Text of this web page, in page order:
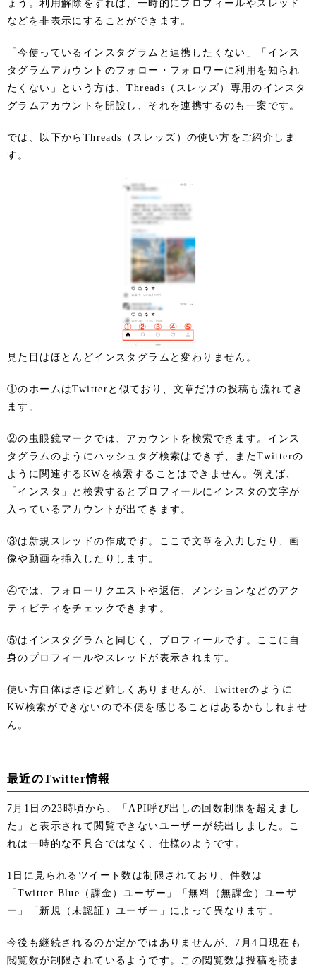
ょう。利用解除をすれば、一時的にプロフィールやスレッド
などを非表示にすることができます。
「今使っているインスタグラムと連携したくない」「インス
タグラムアカウントのフォロー・フォロワーに利用を知られ
たくない」という方は、Threads（スレッズ）専用のインスタ
グラムアカウントを開設し、それを連携するのも一案です。
では、以下からThreads（スレッズ）の使い方をご紹介しま
す。
見た目はほとんどインスタグラムと変わりません。
①のホームはTwitterと似ており、文章だけの投稿も流れてき
ます。
②の虫眼鏡マークでは、アカウントを検索できます。インス
タグラムのようにハッシュタグ検索はできず、またTwitterの
ように関連するKWを検索することはできません。例えば、
「インスタ」と検索するとプロフィールにインスタの文字が
入っているアカウントが出てきます。
③は新規スレッドの作成です。ここで文章を入力したり、画
像や動画を挿入したりします。
④では、フォローリクエストや返信、メンションなどのアク
ティビティをチェックできます。
⑤はインスタグラムと同じく、プロフィールです。ここに自
身のプロフィールやスレッドが表示されます。
使い方自体はさほど難しくありませんが、Twitterのように
KW検索ができないので不便を感じることはあるかもしれませ
ん。
最近のTwitter情報
7月1日の23時頃から、「API呼び出しの回数制限を超えまし
た」と表示されて閲覧できないユーザーが続出しました。こ
れは一時的な不具合ではなく、仕様のようです。
1日に見られるツイート数は制限されており、件数は
「Twitter Blue（課金）ユーザー」「無料（無課金）ユーザ
ー」「新規（未認証）ユーザー」によって異なります。
今後も継続されるのか定かではありませんが、7月4日現在も
閲覧数が制限されているようです。この閲覧数は投稿を読ま